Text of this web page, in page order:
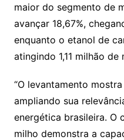
maior do segmento de
avançar 18,67%,
enquanto o etanol de
atingindo 1,11 milhão de
“O levantamento
ampliando sua
energética brasileira. O
milho demonstra a